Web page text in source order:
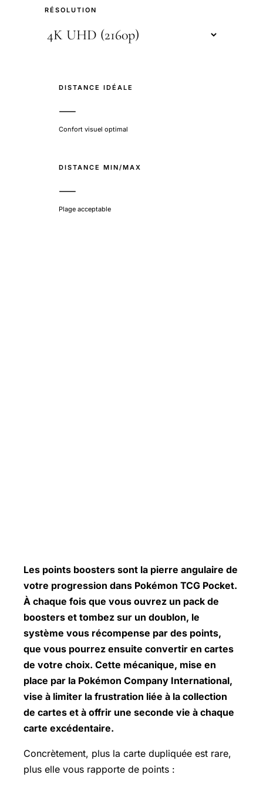
RÉSOLUTION
DISTANCE IDÉALE
—
Confort visuel optimal
DISTANCE MIN/MAX
—
Plage acceptable
Les points boosters sont la pierre angulaire de
votre progression dans Pokémon TCG Pocket.
À chaque fois que vous ouvrez un pack de
boosters et tombez sur un doublon, le
système vous récompense par des points,
que vous pourrez ensuite convertir en cartes
de votre choix. Cette mécanique, mise en
place par la Pokémon Company International,
vise à limiter la frustration liée à la collection
de cartes et à offrir une seconde vie à chaque
carte excédentaire.
Concrètement, plus la carte dupliquée est rare,
plus elle vous rapporte de points :